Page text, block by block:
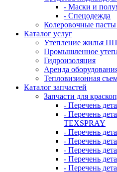
- Маски и
- Спецодежда
Колеровочные
Каталог услуг
Утепление жилья
Промышленное
Гидроизоляция
Аренда
Тепловизионная
Каталог запчастей
Запчасти для
- Перечень
- Перечень
TEXSPRAY
- Перечень
- Перечень
- Перечень
- Перечень
- Перечень